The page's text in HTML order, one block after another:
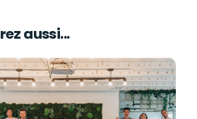
aussi...